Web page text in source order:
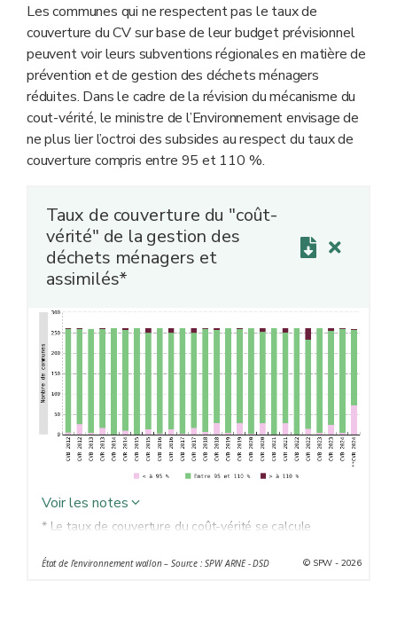
Les communes qui ne respectent pas le taux de
couverture du CV sur base de leur budget prévisionnel
peuvent voir leurs subventions régionales en matière de
prévention et de gestion des déchets ménagers
réduites. Dans le cadre de la révision du mécanisme du
cout-vérité, le ministre de l’Environnement envisage de
ne plus lier l’octroi des subsides au respect du taux de
couverture compris entre 95 et 110 %.
Taux de couverture du "coût-
vérité" de la gestion des
déchets ménagers et
assimilés*
Voir les notes
* Le taux de couverture du coût-vérité se calcule
la gestion des déchets ménagers par l’ensemble des
État de l’environnement wallon – Source : SPW ARNE - DSD © SPW - 2026